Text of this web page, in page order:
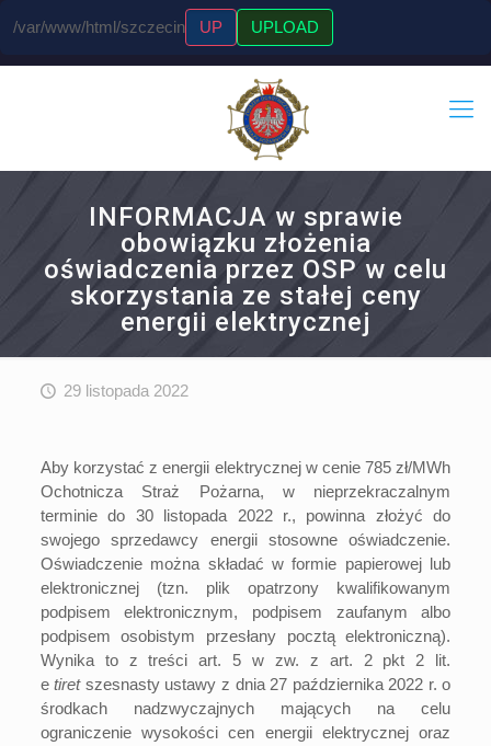
/var/www/html/szczecin UP UPLOAD
INFORMACJA w sprawie
obowiązku złożenia
oświadczenia przez OSP w celu
skorzystania ze stałej ceny
energii elektrycznej
29 listopada 2022
Aby korzystać z energii elektrycznej w cenie 785 zł/MWh
Ochotnicza Straż Pożarna, w nieprzekraczalnym
terminie do 30 listopada 2022 r., powinna złożyć do
swojego sprzedawcy energii stosowne oświadczenie.
Oświadczenie można składać w formie papierowej lub
elektronicznej (tzn. plik opatrzony kwalifikowanym
podpisem elektronicznym, podpisem zaufanym albo
podpisem osobistym przesłany pocztą elektroniczną).
Wynika to z treści art. 5 w zw. z art. 2 pkt 2 lit.
etiretszesnasty ustawy z dnia 27 października 2022 r. o
środkach nadzwyczajnych mających na celu
ograniczenie wysokości cen energii elektrycznej oraz